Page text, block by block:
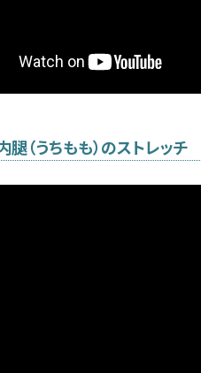
（うちもも）のストレッチ